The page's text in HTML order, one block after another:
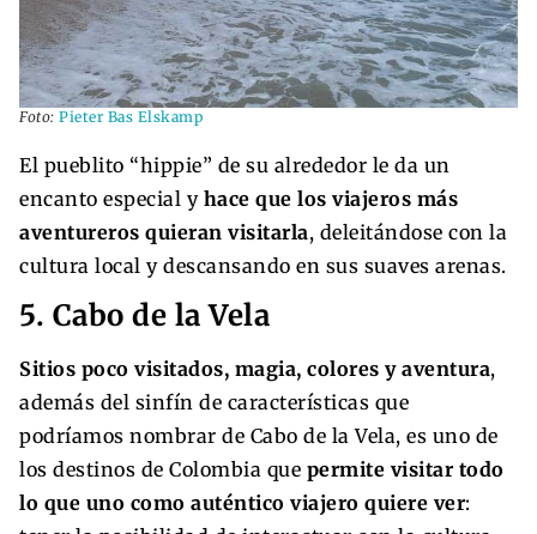
Foto: Pieter Bas Elskamp
El pueblito “hippie” de su alrededor le da un
encanto especial y hace que los viajeros más
aventureros quieran visitarla, deleitándose con la
cultura local y descansando en sus suaves arenas.
5. Cabo de la Vela
Sitios poco visitados, magia, colores y aventura,
además del sinfín de características que
podríamos nombrar de Cabo de la Vela, es uno de
los destinos de Colombia que permite visitar todo
lo que uno como auténtico viajero quiere ver: